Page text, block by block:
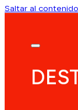
Saltar al